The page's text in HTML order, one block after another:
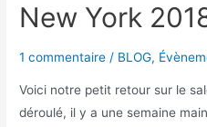
New York
1 commentaire / BLOG,
Voici notre petit retour sur le
déroulé, il y a une semaine